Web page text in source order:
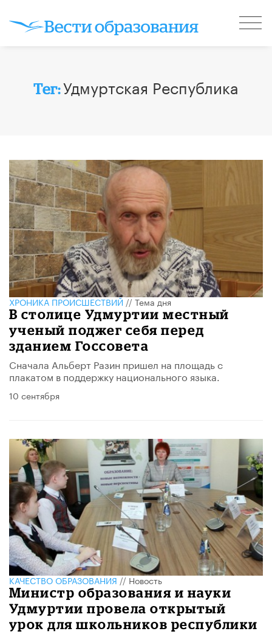
Тег:Удмуртская Республика
ХРОНИКА ПРОИСШЕСТВИЙ//Тема дня
В столице Удмуртии местный
ученый поджег себя перед
зданием Госсовета
Сначала Альберт Разин пришел на площадь с
плакатом в поддержку национального языка.
10 сентября
КАЧЕСТВО ОБРАЗОВАНИЯ//Новость
Министр образования и науки
Удмуртии провела открытый
урок для школьников республики